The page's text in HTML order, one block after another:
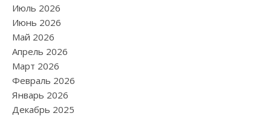
Июль 2026
Июнь 2026
Май 2026
Апрель 2026
Март 2026
Февраль 2026
Январь 2026
Декабрь 2025